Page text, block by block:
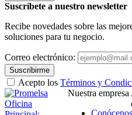
Suscríbete a nuestro newsletter
Recibe novedades sobre las
soluciones para tu negocio.
Correo electrónico:
Suscribirme
Acepto los Términos y
Oficina
Nuestra empresa
Conócenos